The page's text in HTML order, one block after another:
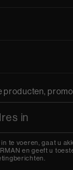
producten,
te voeren, gaat u
en geeft u